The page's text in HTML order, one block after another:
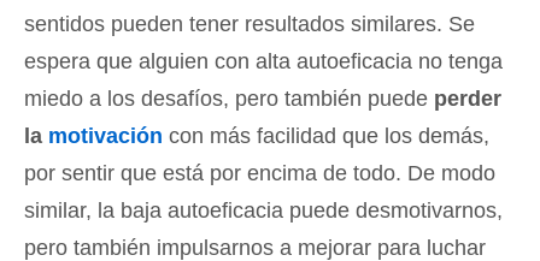
sentidos pueden tener resultados similares. Se
espera que alguien con alta autoeficacia no tenga
miedo a los desafíos, pero también puede perder
la motivación con más facilidad que los demás,
por sentir que está por encima de todo. De modo
similar, la baja autoeficacia puede desmotivarnos,
pero también impulsarnos a mejorar para luchar